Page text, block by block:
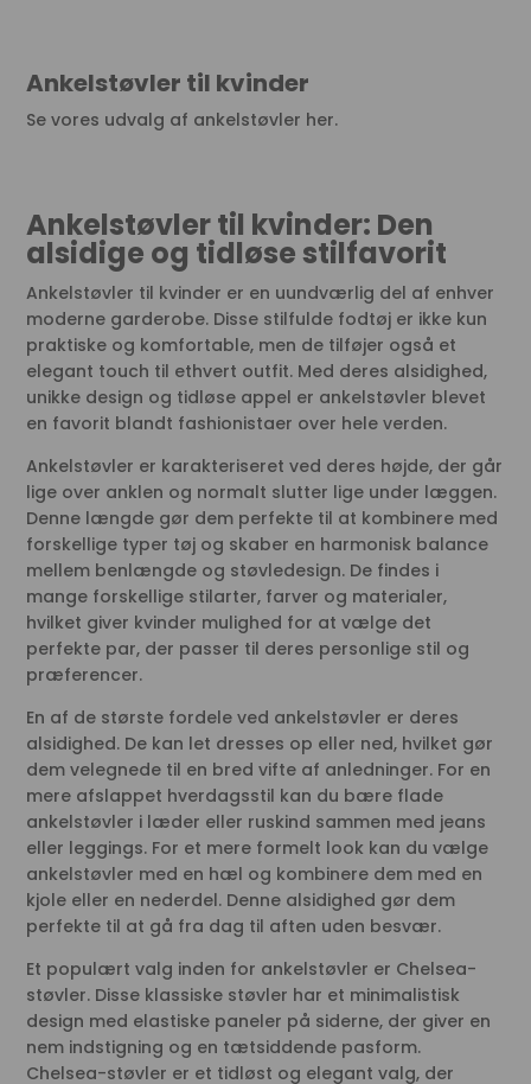
Ankelstøvler til kvinder
Se vores udvalg af ankelstøvler her.
Ankelstøvler til kvinder: Den
alsidige og tidløse stilfavorit
Ankelstøvler til kvinder er en uundværlig del af enhver
moderne garderobe. Disse stilfulde fodtøj er ikke kun
praktiske og komfortable, men de tilføjer også et
elegant touch til ethvert outfit. Med deres alsidighed,
unikke design og tidløse appel er ankelstøvler blevet
en favorit blandt fashionistaer over hele verden.
Ankelstøvler er karakteriseret ved deres højde, der går
lige over anklen og normalt slutter lige under læggen.
Denne længde gør dem perfekte til at kombinere med
forskellige typer tøj og skaber en harmonisk balance
mellem benlængde og støvledesign. De findes i
mange forskellige stilarter, farver og materialer,
hvilket giver kvinder mulighed for at vælge det
perfekte par, der passer til deres personlige stil og
præferencer.
En af de største fordele ved ankelstøvler er deres
alsidighed. De kan let dresses op eller ned, hvilket gør
dem velegnede til en bred vifte af anledninger. For en
mere afslappet hverdagsstil kan du bære flade
ankelstøvler i læder eller ruskind sammen med jeans
eller leggings. For et mere formelt look kan du vælge
ankelstøvler med en hæl og kombinere dem med en
kjole eller en nederdel. Denne alsidighed gør dem
perfekte til at gå fra dag til aften uden besvær.
Et populært valg inden for ankelstøvler er Chelsea-
støvler. Disse klassiske støvler har et minimalistisk
design med elastiske paneler på siderne, der giver en
nem indstigning og en tætsiddende pasform.
Chelsea-støvler er et tidløst og elegant valg, der